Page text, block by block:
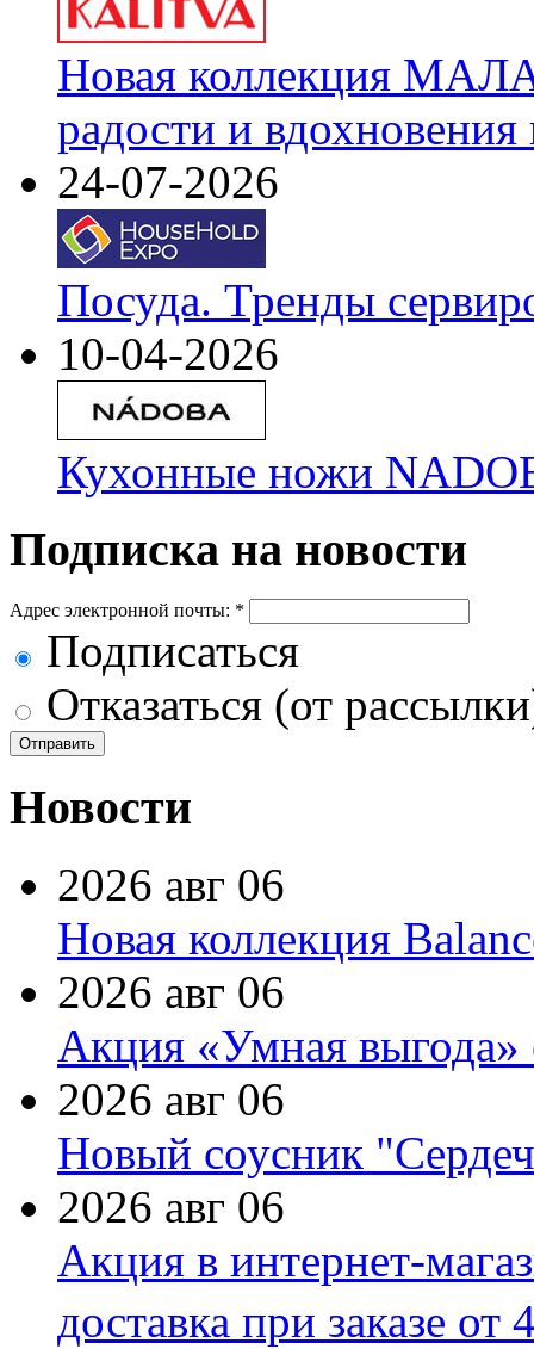
Новая коллекция
радости и
24-07-2026
Посуда. Тренды
10-04-2026
Кухонные ножи
Подписка на новости
Адрес электронной почты: *
Подписаться
Отказаться (от
Новости
2026 авг 06
Новая коллекция
2026 авг 06
Акция «Умная выгода»
2026 авг 06
Новый соусник
2026 авг 06
Акция в интернет-
доставка при заказе от